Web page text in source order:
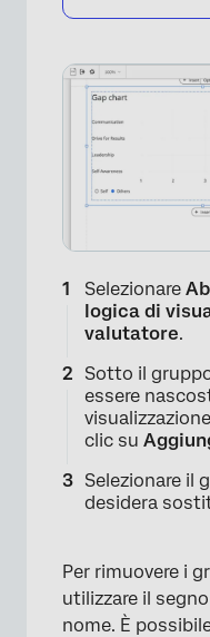
Selezionare
logica di
valutatore.
Sotto il
essere
clic su
Selezionare il
desidera
Per rimuovere i
utilizzare il
nome. È